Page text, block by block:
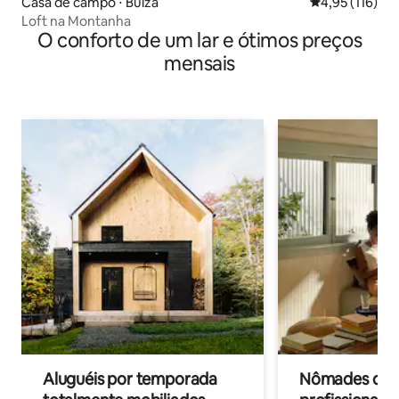
Loft na Montanha
O conforto de um lar e ótimos preços
mensais
Aluguéis por temporada
Nômades